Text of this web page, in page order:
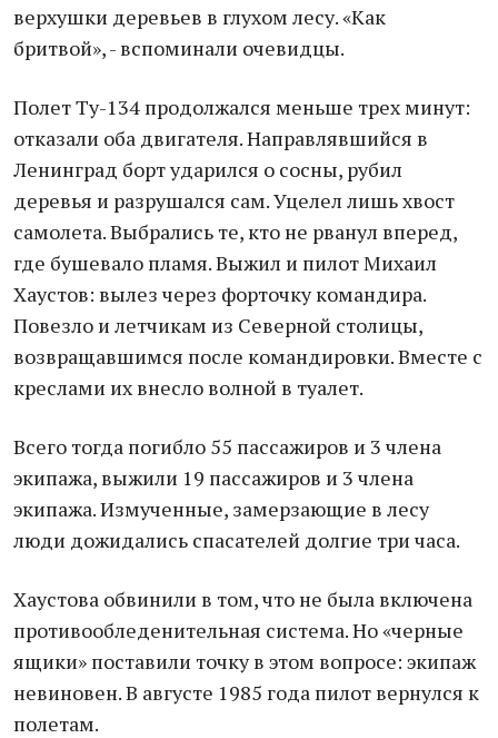
верхушки деревьев в глухом лесу. «Как
бритвой», - вспоминали очевидцы.
Полет Ту-134 продолжался меньше трех минут:
отказали оба двигателя. Направлявшийся в
Ленинград борт ударился о сосны, рубил
деревья и разрушался сам. Уцелел лишь хвост
самолета. Выбрались те, кто не рванул вперед,
где бушевало пламя. Выжил и пилот Михаил
Хаустов: вылез через форточку командира.
Повезло и летчикам из Северной столицы,
возвращавшимся после командировки. Вместе с
креслами их внесло волной в туалет.
Всего тогда погибло 55 пассажиров и 3 члена
экипажа, выжили 19 пассажиров и 3 члена
экипажа. Измученные, замерзающие в лесу
люди дожидались спасателей долгие три часа.
Хаустова обвинили в том, что не была включена
противообледенительная система. Но «черные
ящики» поставили точку в этом вопросе: экипаж
невиновен. В августе 1985 года пилот вернулся к
полетам.